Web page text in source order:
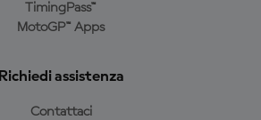
TimingPass™
MotoGP™ Apps
Richiedi assistenza
Contattaci